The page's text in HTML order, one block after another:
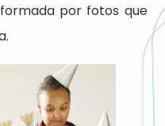
por fotos que